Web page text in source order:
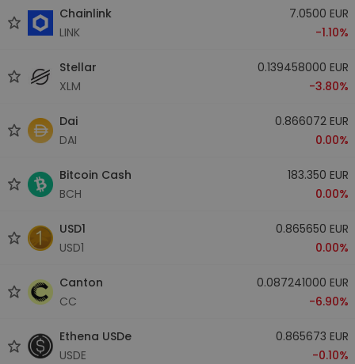
Chainlink
LINK
7.0500 EUR
-1.10%
Stellar
XLM
0.139458000 EUR
-3.80%
Dai
DAI
0.866072 EUR
0.00%
Bitcoin Cash
BCH
183.350 EUR
0.00%
USD1
USD1
0.865650 EUR
0.00%
Canton
CC
0.087241000 EUR
-6.90%
Ethena USDe
USDE
0.865673 EUR
-0.10%